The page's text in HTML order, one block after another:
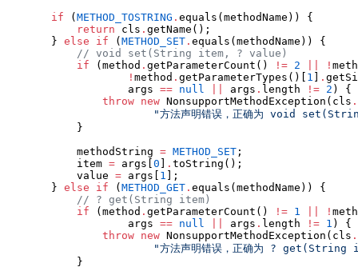
if ( METHOD_TOSTRING . equals(methodName)) {
return cls . getName();
        }
else if ( METHOD_SET . equals(methodName)) {
// void set(String item, ? value)
if (method . getParameterCount() != 2 !
! method . getParameterTypes()[ 1 .
                    args
== null args . length != 2 ) {
throw new NonsupportMethodException (cls .
"方法声明错误，正确为 void
            }
            methodString
= METHOD_SET ;
            item
= args[ 0 . toString();
            value
= args[ 1 ];
        }
else if ( METHOD_GET . equals(methodName)) {
// ? get(String item)
if (method . getParameterCount() != 1 !
                    args
== null args . length != 1 ) {
throw new NonsupportMethodException (cls .
"方法声明错误，正确为 ? get(String
            }